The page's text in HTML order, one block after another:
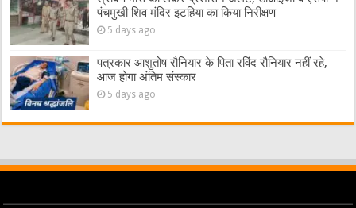
पंचमुखी शिव मंदिर इटहिया का किया निरीक्षण
5 days ago
पत्रकार आशुतोष रौनियार के पिता रविंद रौनियार नहीं रहे,
आज होगा अंतिम संस्कार
5 days ago